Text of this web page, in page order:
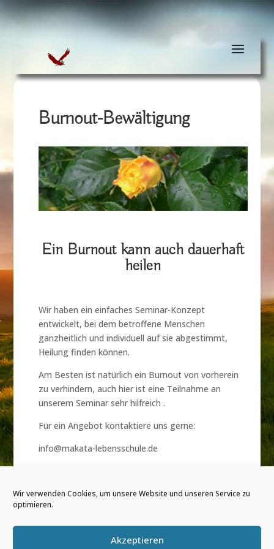
Wir verwenden Cookies, um unsere Website und unseren Service zu
optimieren.
Akzeptieren
Burnout-Bewältigung
Ein Burnout kann auch dauerhaft
heilen
Wir haben ein einfaches Seminar-Konzept
entwickelt, bei dem betroffene Menschen
ganzheitlich und individuell auf sie abgestimmt,
Heilung finden können.
Am Besten ist natürlich ein Burnout von vorherein
zu verhindern, auch hier ist eine Teilnahme an
unserem Seminar sehr hilfreich .
Für ein Angebot kontaktiere uns gerne:
info@makata-lebensschule.de
AGB’s